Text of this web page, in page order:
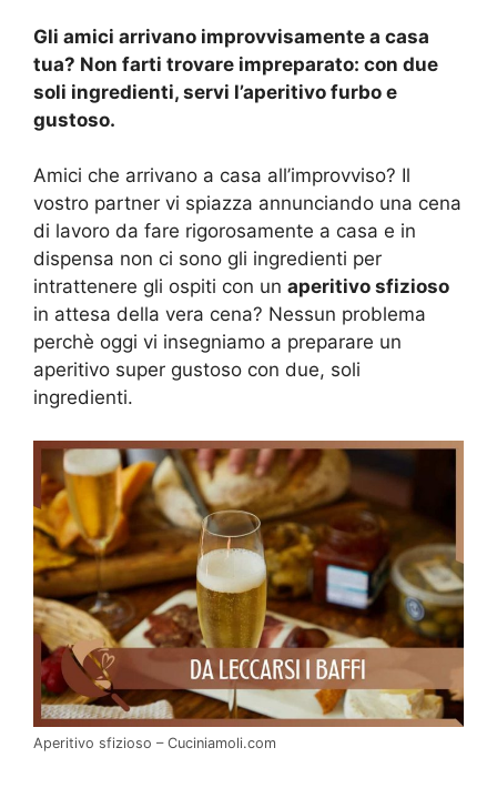
Gli amici arrivano improvvisamente a casa
tua? Non farti trovare impreparato: con due
soli ingredienti, servi l’aperitivo furbo e
gustoso.
Amici che arrivano a casa all’improvviso? Il
vostro partner vi spiazza annunciando una cena
di lavoro da fare rigorosamente a casa e in
dispensa non ci sono gli ingredienti per
intrattenere gli ospiti con un aperitivo sfizioso
in attesa della vera cena? Nessun problema
perchè oggi vi insegniamo a preparare un
aperitivo super gustoso con due, soli
ingredienti.
Aperitivo sfizioso – Cuciniamoli.com